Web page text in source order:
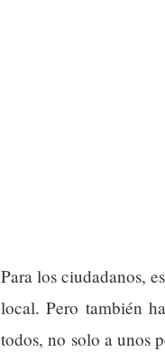
Para los ciudadanos,
local. Pero también
todos, no solo a unos